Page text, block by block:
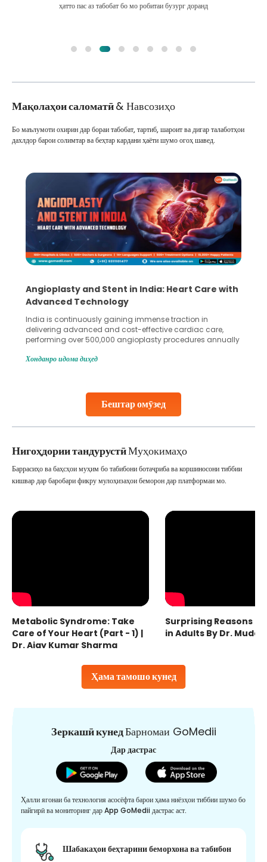
ҳатто пас аз табобат бо мо робитаи бузург доранд
Мақолаҳои саломатӣ& Навсозиҳо
Бештар омӯзед
Бо маълумоти охирин дар бораи табобат, тартиб, шароит ва дигар талаботҳои
дахлдор барои солимтар ва беҳтар кардани ҳаёти шумо огоҳ шавед.
Angioplasty and Stent in India: Heart Care with
Advanced Technology
India is continuously gaining immense traction in
delivering advanced and cost-effective cardiac care,
performing over 500,000 angioplasty procedures annually
globe are searching for treatments like angioplasty and
Studies, such as one published
Хонданро идома диҳед
Нигоҳдории тандурустӣМуҳокимаҳо
Ҳама тамошо кунед
Баррасиҳо ва баҳсҳои муҳим бо табибони ботаҷриба ва коршиносони тиббии
кишвар дар баробари фикру мулоҳизаҳои беморон дар платформаи мо.
Metabolic Syndrome: Take
Care of Your Heart (Part - 1) |
Dr. Ajay Kumar Sharma
Surprising Reasons
in Adults By Dr.
Зеркашӣ кунедБарномаи GoMedii
Дар дастрас
Ҳалли ягонаи ба технология асосёфта барои ҳама ниёзҳои тиббии шумо бо
пайгирӣ ва мониторинг дар App GoMedii дастрас аст.
Шабакаҳои беҳтарини беморхона ва табибон